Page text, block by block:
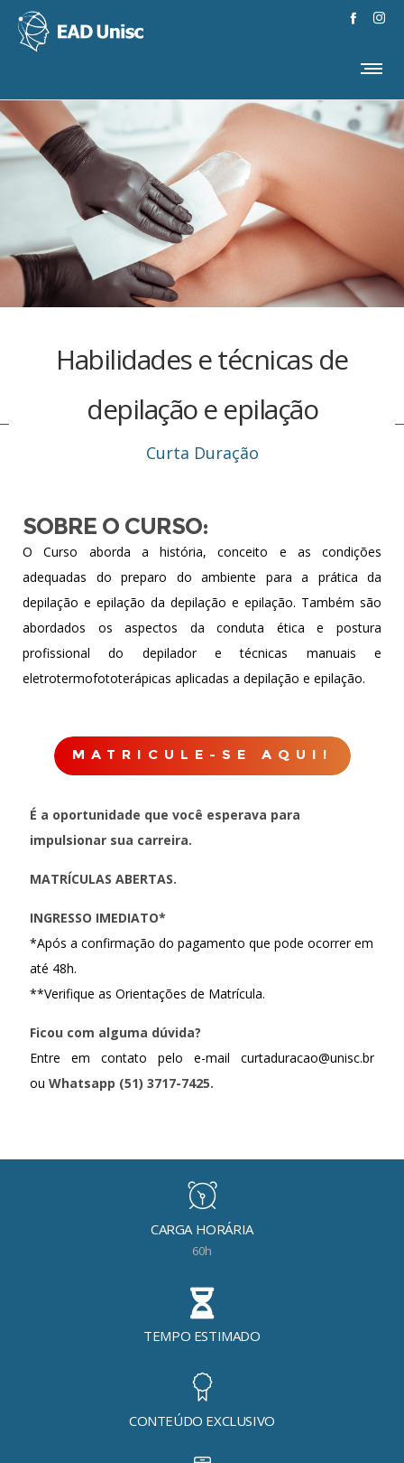
Habilidades e técnicas de
depilação e epilação
Curta Duração
SOBRE O CURSO:
O Curso aborda a história, conceito e as condições
adequadas do preparo do ambiente para a prática da
depilação e epilação da depilação e epilação. Também são
abordados os aspectos da conduta ética e postura
profissional do depilador e técnicas manuais e
eletrotermofototerápicas aplicadas a depilação e epilação.
MATRICULE-SE AQUI!
É a oportunidade que você esperava para
impulsionar sua carreira.
MATRÍCULAS ABERTAS.
INGRESSO IMEDIATO*
*Após a confirmação do pagamento que pode ocorrer em
até 48h.
**Verifique as Orientações de Matrícula.
Ficou com alguma dúvida?
Entre em contato pelo e-mail curtaduracao@unisc.br
ou Whatsapp (51) 3717-7425.
CARGA HORÁRIA
60h
TEMPO ESTIMADO
CONTEÚDO EXCLUSIVO